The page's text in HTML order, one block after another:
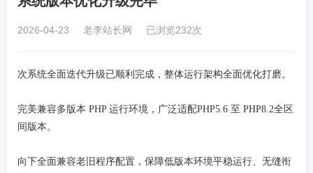
2026-04-23 老李站长网 已浏览232次
次系统全面迭代升级已顺利完成，整体运行架构全面优化打磨。
完美兼容多版本 PHP 运行环境，广泛适配PHP5.6 至 PHP8.2全区
间版本。
向下全面兼容老旧程序配置，保障低版本环境平稳运行、无缝衔